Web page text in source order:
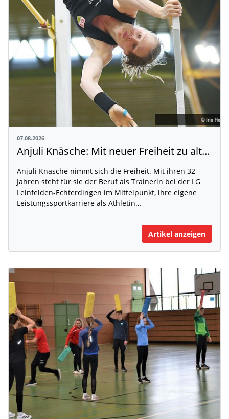
07.08.2026
Anjuli Knäsche: Mit neuer Freiheit zu alten Höhen
Anjuli Knäsche nimmt sich die Freiheit. Mit ihren 32
Jahren steht für sie der Beruf als Trainerin bei der LG
Leinfelden-Echterdingen im Mittelpunkt, ihre eigene
Leistungssportkarriere als Athletin…
Artikel anzeigen